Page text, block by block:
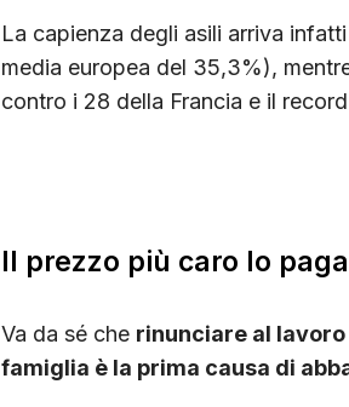
La capienza degli asili arriva
media europea del 35,3%),
contro i 28 della Francia e il
Il prezzo più caro lo
Va da sé che rinunciare al lavoro
famiglia è la prima causa di